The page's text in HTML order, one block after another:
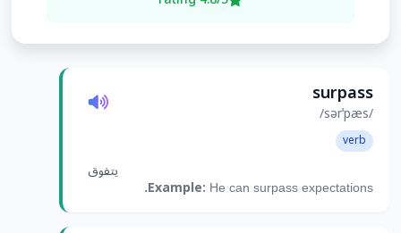
surpass
/sərˈpæs/
verb
يتفوق
Example: He can surpass expectations.